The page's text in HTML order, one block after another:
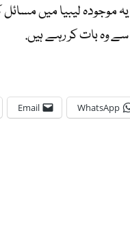
موجودہ لیبیا میں
وہ بات کر رہے ہیں.
WhatsApp
Email